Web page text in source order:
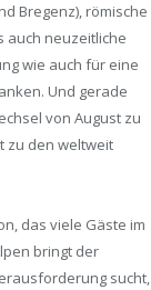
Bregenz), römische
auch neuzeitliche
wie auch für eine
Und gerade
von August zu
zu den weltweit
das viele Gäste im
bringt der
sucht,